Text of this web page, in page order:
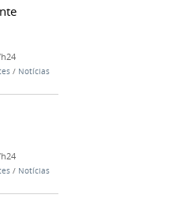
/ Notícias
/ Notícias